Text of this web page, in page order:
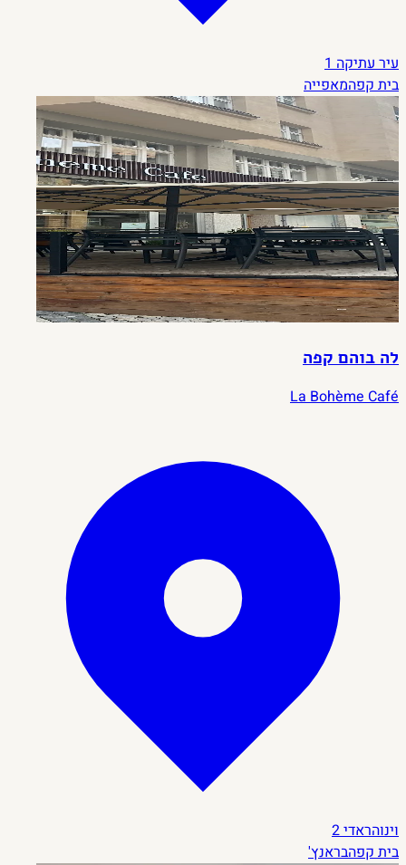
עיר עתיקה1
בית קפהמאפייה
לה בוהם קפה
La Bohème Café
וינוהראדי2
בית קפהבראנץ'